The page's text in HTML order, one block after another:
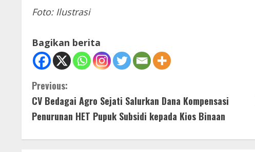
Foto: Ilustrasi
Bagikan berita
C
o
Previous:
CV Bedagai Agro Sejati Salurkan Dana Kompensasi
Penurunan HET Pupuk Subsidi kepada Kios Binaan